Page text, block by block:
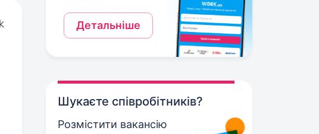
Детальніше
Шукаєте співробітників?
Розмістити вакансію